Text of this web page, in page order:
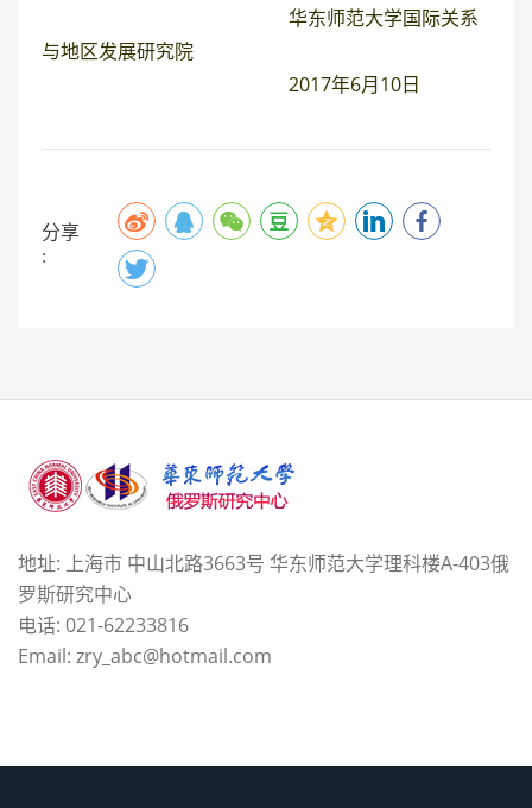
华东师范大学国际关系
与地区发展研究院
2017年6月10日
分享
:
地址: 上海市 中山北路3663号 华东师范大学理科楼A-403俄
罗斯研究中心
电话: 021-62233816
Email: zry_abc@hotmail.com